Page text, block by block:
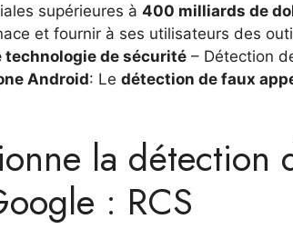
supérieures à 400 milliards de
et fournir à ses utilisateurs des
technologie de sécurité – Détection
Android: Le détection de faux
la détection
: RCS